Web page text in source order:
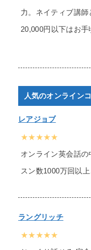
力。ネイティブ講
20,000円以下はお手
人気のオンライン
レアジョブ
★★★★★
オンライン英会話
スン数1000万回以
ラングリッチ
★★★★★